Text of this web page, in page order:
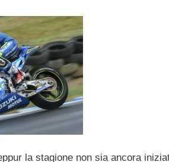
la stagione non sia ancora